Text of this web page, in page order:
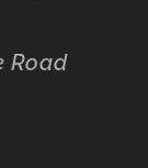
Road